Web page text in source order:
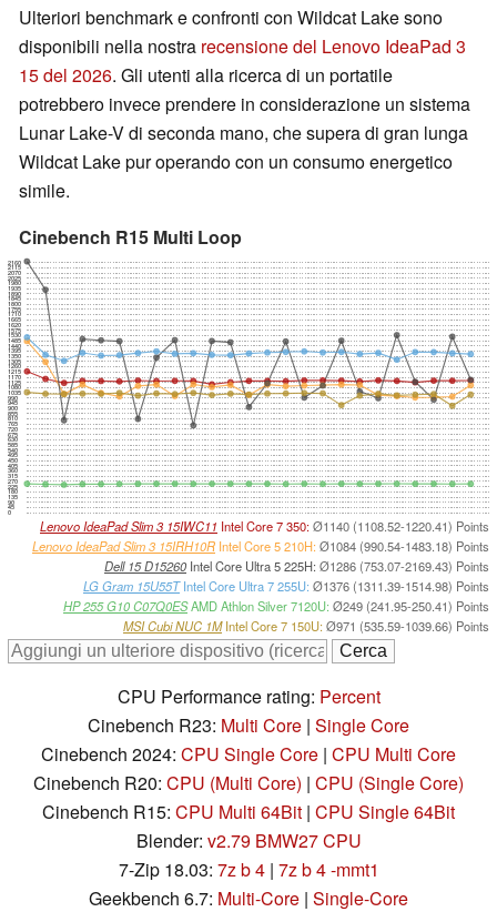
Ulteriori benchmark e confronti con Wildcat Lake sono
disponibili nella nostra recensione del Lenovo IdeaPad 3
15 del 2026. Gli utenti alla ricerca di un portatile
potrebbero invece prendere in considerazione un sistema
Lunar Lake-V di seconda mano, che supera di gran lunga
Wildcat Lake pur operando con un consumo energetico
simile.
Cinebench R15 Multi Loop
0
45
90
135
180
225
270
315
360
405
450
495
540
585
630
675
720
765
810
855
900
945
990
1035
1080
1125
1170
1215
1260
1305
1350
1395
1440
1485
1530
1575
1620
1665
1710
1755
1800
1845
1890
1935
1980
2025
2070
2115
2160
Lenovo IdeaPad Slim 3 15IWC11 Intel Core 7 350:Ø1140 (1108.52-1220.41) Points
Lenovo IdeaPad Slim 3 15IRH10R Intel Core 5 210H:Ø1084 (990.54-1483.18) Points
Dell 15 D15260 Intel Core Ultra 5 225H: Ø1286 (753.07-2169.43) Points
LG Gram 15U55TIntel Core Ultra 7 255U: Ø1376 (1311.39-1514.98) Points
HP 255 G10 C07Q0ESAMD Athlon Silver 7120U: Ø249 (241.95-250.41) Points
MSI Cubi NUC 1MIntel Core 7 150U:Ø971 (535.59-1039.66) Points
CPU Performance rating: Percent
Cinebench R23: Multi Core | Single Core
Cinebench 2024: CPU Single Core | CPU Multi Core
Cinebench R20: CPU (Multi Core) | CPU (Single Core)
Cinebench R15: CPU Multi 64Bit | CPU Single 64Bit
Blender: v2.79 BMW27 CPU
7-Zip 18.03: 7z b 4| 7z b 4 -mmt1
Geekbench 6.7: Multi-Core | Single-Core